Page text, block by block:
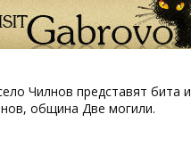
Чилнов представят бита и
община Две могили.